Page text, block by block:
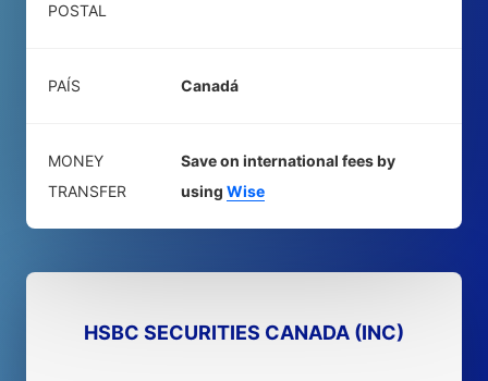
POSTAL
PAÍS Canadá
MONEY
TRANSFER
Save on international fees by
using Wise
HSBC SECURITIES CANADA (INC)